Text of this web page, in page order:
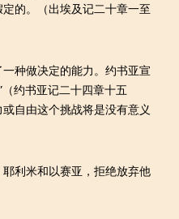
的。（出埃及记二十章一至
种做决定的能力。约书亚宣
约书亚记二十四章十五
自由这个挑战将是没有意义
利米和以赛亚，拒绝放弃他